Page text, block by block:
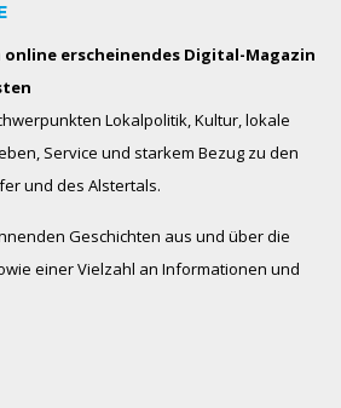
erscheinendes Digital-Magazin
Lokalpolitik, Kultur, lokale
Service und starkem Bezug zu den
und des Alstertals.
Geschichten aus und über die
einer Vielzahl an Informationen und